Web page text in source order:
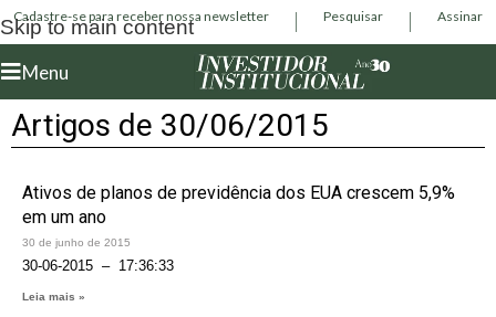
Skip to main content
Cadastre-se para receber nossa newsletter Pesquisar Assinar
Menu
Artigos de 30/06/2015
Ativos de planos de previdência dos EUA crescem 5,9%
em um ano
30 de junho de 2015
30-06-2015 – 17:36:33
Leia mais »